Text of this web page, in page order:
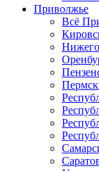
Приволжье
Всё